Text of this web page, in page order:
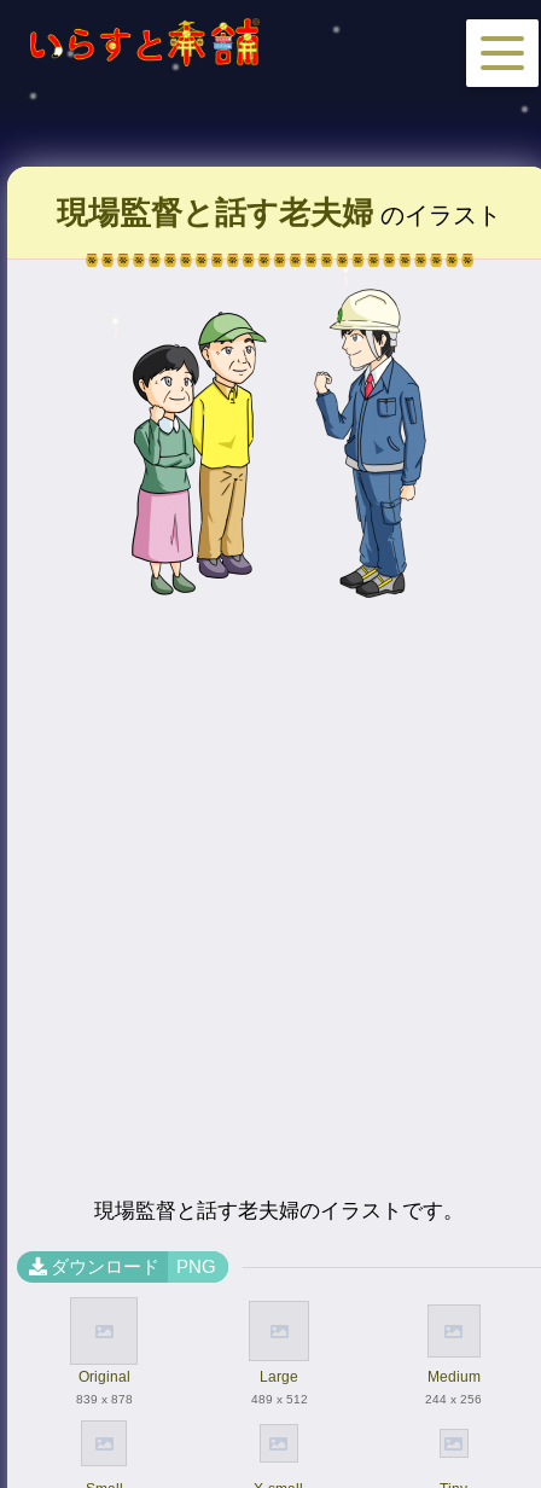
現場監督と話す老夫婦 のイラスト
現場監督と話す老夫婦のイラストです。
ダウンロード PNG
Original
839 x 878
Large
489 x 512
Medium
244 x 256